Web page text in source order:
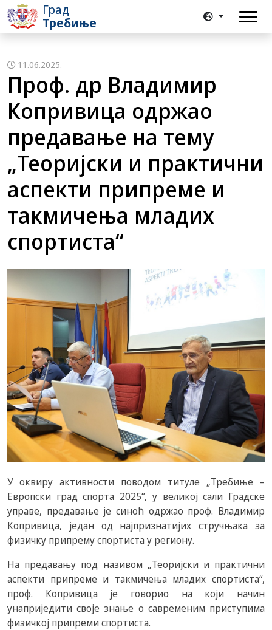
Град
Требиње
11.06.2025.
Проф. др Владимир
Копривица одржао
предавање на тему
„Теоријски и практични
аспекти припреме и
такмичења младих
спортиста“
У оквиру активности поводом титуле „Требиње –
Европски град спорта 2025“, у великој сали Градске
управе, предавање је синоћ одржао проф. Владимир
Копривица, један од најпризнатијих стручњака за
физичку припрему спортиста у региону.
На предавању под називом „Теоријски и практични
аспекти припреме и такмичења младих спортиста“,
проф. Копривица је говорио на који начин
унаприједити своје знање о савременим приступима
физичкој припреми спортиста.